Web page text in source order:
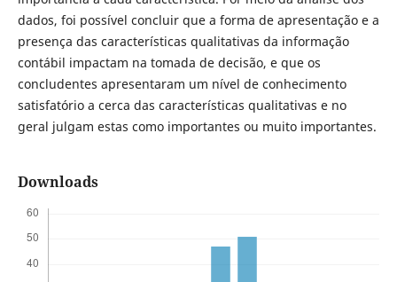
dados, foi possível concluir que a forma de apresentação e a
presença das características qualitativas da informação
contábil impactam na tomada de decisão, e que os
concludentes apresentaram um nível de conhecimento
satisfatório a cerca das características qualitativas e no
geral julgam estas como importantes ou muito importantes.
Downloads